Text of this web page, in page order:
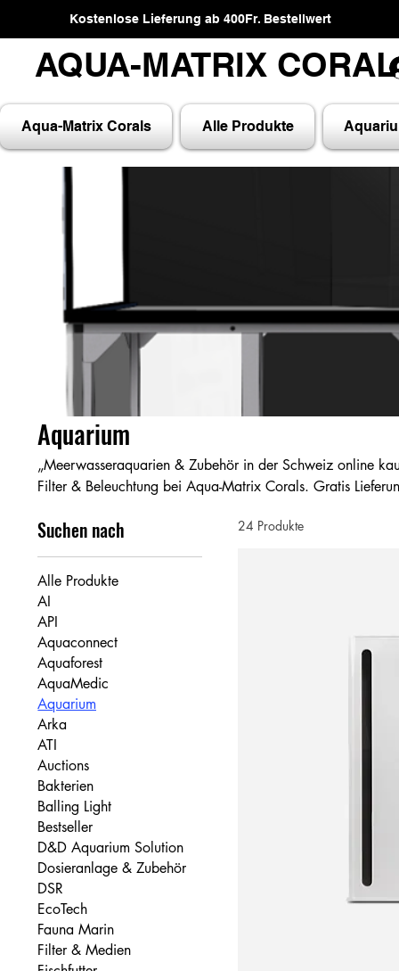
Kostenlose Lieferung ab 400Fr. Bestellwert
AQUA-MATRIX
AQUA-MATRIX
Aqua-Matrix Corals Alle Produkte
Aquarium
„Meerwasseraquarien & Zubehör in der Schweiz online
Filter & Beleuchtung bei Aqua-Matrix Corals. Gratis
Suchen nach
Alle Produkte
AI
API
Aquaconnect
Aquaforest
AquaMedic
Aquarium
Arka
ATI
Auctions
Bakterien
Balling Light
Bestseller
D&D Aquarium Solution
Dosieranlage & Zubehör
DSR
EcoTech
Fauna Marin
Filter & Medien
24 Produkte